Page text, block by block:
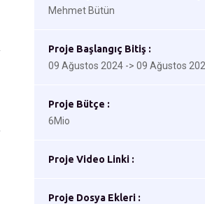
Mehmet Bütün
Proje Başlangıç Bitiş :
09 Ağustos 2024 -> 09 Ağustos
Proje Bütçe :
6Mio
Proje Video Linki :
Proje Dosya Ekleri :